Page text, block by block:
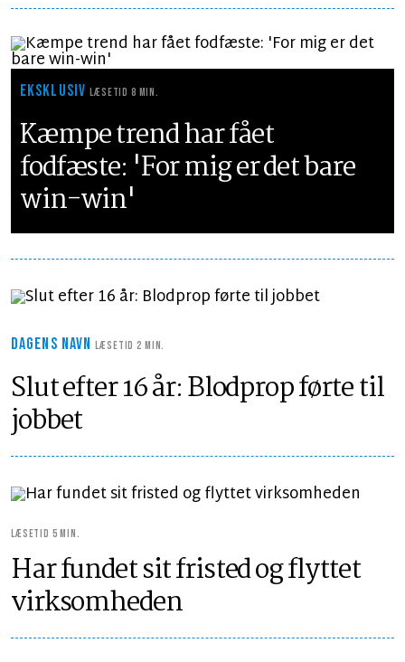
EKSKLUSIVLÆSETID 8 MIN.
Kæmpe trend har fået
fodfæste: 'For mig er det bare
win-win'
DAGENS NAVNLÆSETID 2 MIN.
Slut efter 16 år: Blodprop førte til
jobbet
LÆSETID 5 MIN.
Har fundet sit fristed og flyttet
virksomheden